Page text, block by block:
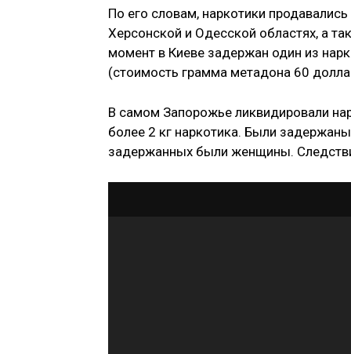
По его словам, наркотики
Херсонской и Одесской областях, а
момент в Киеве задержан один из
(стоимость грамма метадона 60
В самом Запорожье ликвидировали
более 2 кг наркотика. Были
задержанных были женщины.